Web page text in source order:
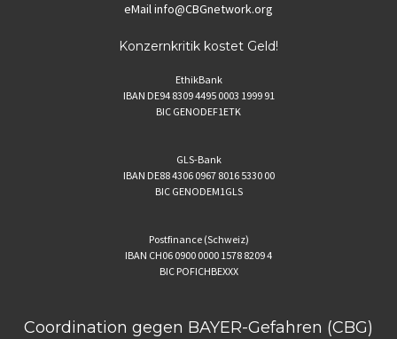
eMailinfo@CBGnetwork.org
Konzernkritik kostet Geld!
EthikBank
IBAN DE94 8309 4495 0003 1999 91
BIC GENODEF1ETK
GLS-Bank
IBAN DE88 4306 0967 8016 5330 00
BIC GENODEM1GLS
Postfinance (Schweiz)
IBAN CH06 0900 0000 1578 8209 4
BIC POFICHBEXXX
Coordination gegen BAYER-Gefahren (CBG)